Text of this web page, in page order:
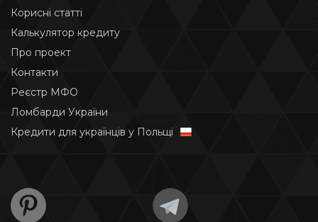
Корисні статті
Калькулятор кредиту
Про проект
Контакти
Реєстр МФО
Ломбарди України
Кредити для українців у Польщі